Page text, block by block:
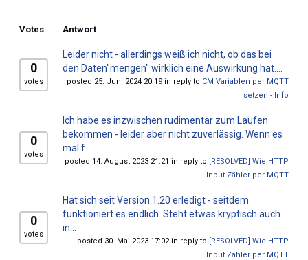
Votes Antwort
0
votes
Leider nicht - allerdings weiß ich nicht, ob das bei
den Daten"mengen" wirklich eine Auswirkung hat....
posted 25. Juni 2024 20:19 in reply to CM Variablen per MQTT
setzen - Info
0
votes
Ich habe es inzwischen rudimentär zum Laufen
bekommen - leider aber nicht zuverlässig. Wenn es
mal f...
posted 14. August 2023 21:21 in reply to [RESOLVED] Wie HTTP
Input Zähler per MQTT
0
votes
Hat sich seit Version 1.20 erledigt - seitdem
funktioniert es endlich. Steht etwas kryptisch auch
in...
posted 30. Mai 2023 17:02 in reply to [RESOLVED] Wie HTTP
Input Zähler per MQTT